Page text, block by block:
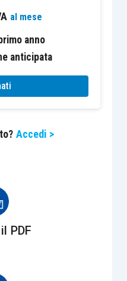
arricchimento per il
ad esempio, degli
a mero titolo di
rilevanti, in capo al
di piccolo
della fotocopia o della
essendo
al mese
anno
anticipata
Accedi >
PDF